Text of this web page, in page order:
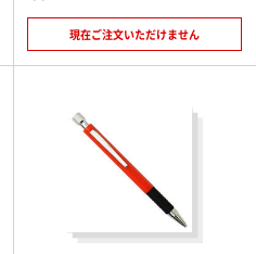
現在ご注文いただけません